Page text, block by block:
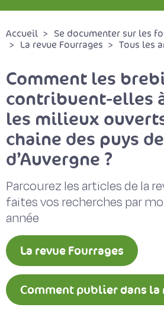
Accueil
Se documenter sur les
La revue Fourrages
Tous les
Comment les
contribuent-elles
les milieux
chaine des puys
d’Auvergne ?
Parcourez les articles de la
faites vos recherches par
année
La revue Fourrages
Comment publier dans la